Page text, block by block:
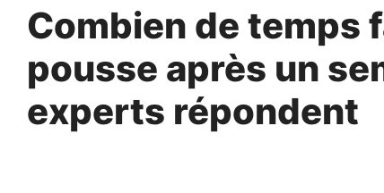
Combien de temps
pousse après un
experts répondent